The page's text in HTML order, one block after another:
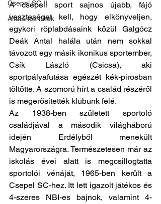
Csepel SC II
Általános hírek
A csepeli sport sajnos újabb, fájó
veszteséget kell, hogy elkönyveljen,
egykori röplabdásaink közül Galgócz
Deák Antal halála után nem sokkal
távozott egy másik ikonikus sportember,
Csík László (Csicsa), aki
sportpályafutása egészét kék-pirosban
töltötte. A szomorú hírt a család részéről
is megerősítették klubunk felé.
Az 1938-ben született sportoló
családjával a második világháború
idején Erdélyből menekült
Magyarországra. Természetesen már az
iskolás évei alatt is megcsillogtatta
sportolói vénáját, 1965-ben került a
Csepel SC-hez. Itt lett igazolt játékos és
4-szeres NBI-es bajnok, valamint 4-